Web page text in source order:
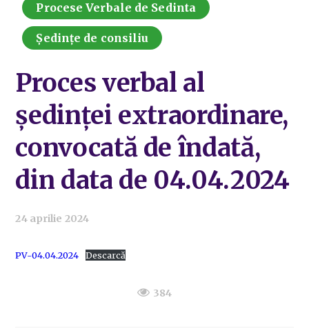
Procese Verbale de Sedinta
Ședințe de consiliu
Proces verbal al
ședinței extraordinare,
convocată de îndată,
din data de 04.04.2024
24 aprilie 2024
PV-04.04.2024 Descarcă
384